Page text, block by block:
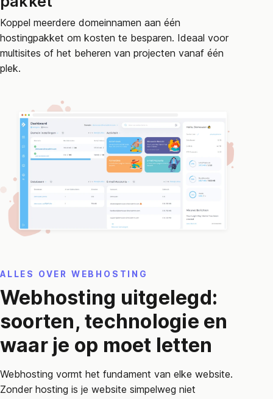
Koppel meerdere domeinnamen aan één
hostingpakket om kosten te besparen. Ideaal voor
multisites of het beheren van projecten vanaf één
plek.
ALLES OVER WEBHOSTING
Webhosting uitgelegd:
soorten, technologie en
waar je op moet letten
Webhosting vormt het fundament van elke website.
Zonder hosting is je website simpelweg niet